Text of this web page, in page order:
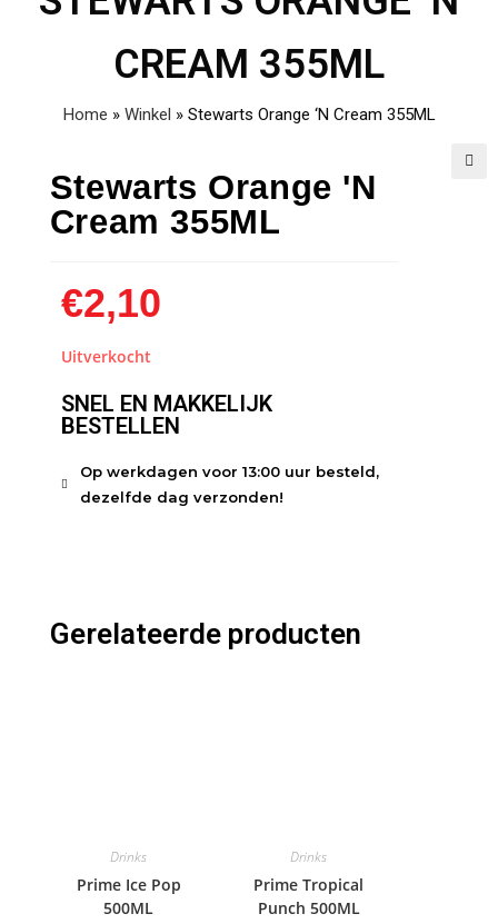
CREAM 355ML
Home » Winkel » Stewarts Orange ‘N Cream 355ML
Stewarts Orange 'N
Cream 355ML
€2,10
Uitverkocht
SNEL EN MAKKELIJK
BESTELLEN
Op werkdagen voor 13:00 uur besteld,
dezelfde dag verzonden!
Gerelateerde producten
Drinks
Prime Ice Pop
500ML
Drinks
Prime Tropical
Punch 500ML